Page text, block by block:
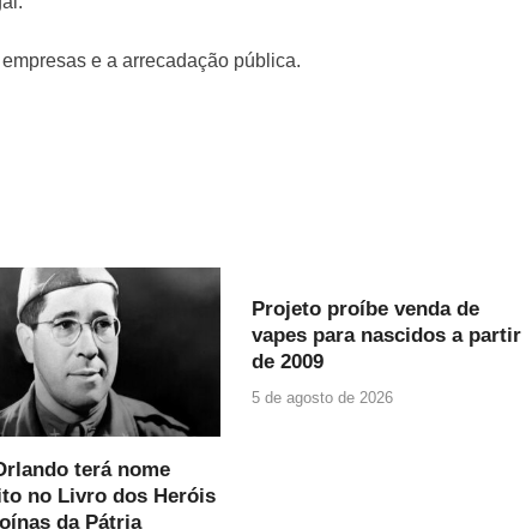
e a arrecadação pública.
terá nome
no Livro dos Heróis
da Pátria
Projeto proíbe venda de
vapes para nascidos a partir
de 2009
5 de agosto de 2026